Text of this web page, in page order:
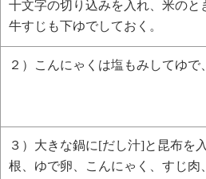
十文字の切り込みを入れ、米のと
牛すじも下ゆでしておく。
２）こんにゃくは塩もみしてゆで
３）大きな鍋に[だし汁]と昆布を
根、ゆで卵、こんにゃく、すじ肉